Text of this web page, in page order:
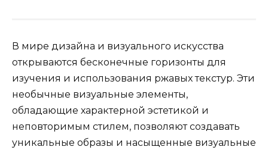
В мире дизайна и визуального искусства
открываются бесконечные горизонты для
изучения и использования ржавых текстур. Эти
необычные визуальные элементы,
обладающие характерной эстетикой и
неповторимым стилем, позволяют создавать
уникальные образы и насыщенные визуальные